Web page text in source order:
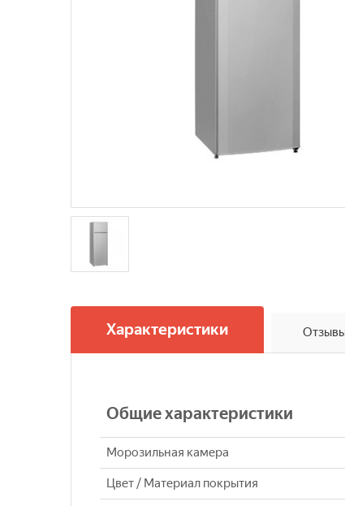
Характеристики
Общие характеристики
Морозильная камера
Цвет / Материал покрытия